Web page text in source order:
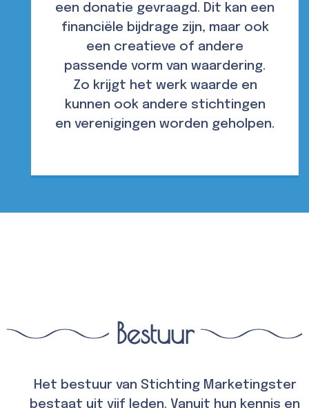
een donatie gevraagd. Dit kan een
financiële bijdrage zijn, maar ook
een creatieve of andere
passende vorm van waardering.
Zo krijgt het werk waarde en
kunnen ook andere stichtingen
en verenigingen worden geholpen.
Bestuur
Het bestuur van Stichting Marketingster
bestaat uit vijf leden. Vanuit hun kennis en